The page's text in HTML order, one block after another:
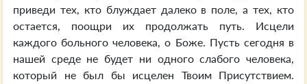
приведи тех, кто блуждает далеко в поле, а тех, кто
остается, поощри их продолжать путь. Исцели
каждого больного человека, о Боже. Пусть сегодня в
нашей среде не будет ни одного слабого человека,
который не был бы исцелен Твоим Присутствием.